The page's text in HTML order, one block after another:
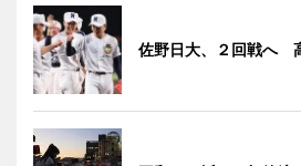
佐野日大、２回戦へ